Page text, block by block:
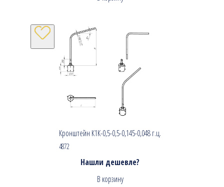
Кронштейн К1К-0,5-0,5-0,145-0,048 г.ц.
4872
Нашли дешевле?
В корзину